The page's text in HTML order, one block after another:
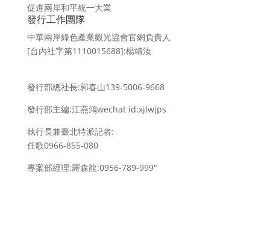
促進兩岸和平統一大業
發行工作團隊
中華兩岸綠色產業觀光協會官網負責人
[台內社字第1110015688]:楊靖汝
發行部總社長:郭春山139-5006-9668
發行部主編:江燕鴻wechat id:xjlwjps
執行長兼臺北特派記者:
任歌0966-855-080
專案部經理:羅森龍:0956-789-999″